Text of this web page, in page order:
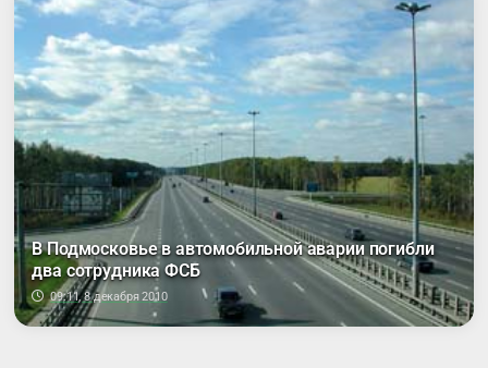
В Подмосковье в автомобильной аварии погибли
два сотрудника ФСБ
09:11, 8 декабря 2010